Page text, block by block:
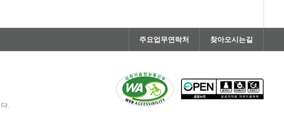
주요업무연락처 찾아오시는길
.